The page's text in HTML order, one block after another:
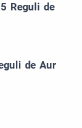
Reguli de
de Aur